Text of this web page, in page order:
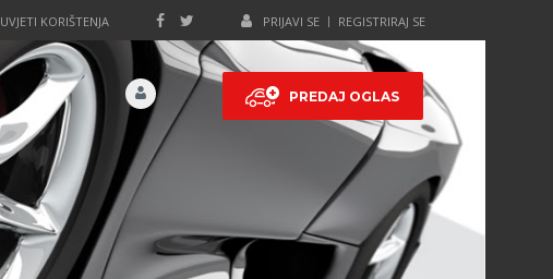
PRIJAVI SE REGISTRIRAJ SE
UVJETI KORIŠTENJA
PREDAJ OGLAS